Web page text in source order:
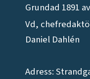
Grundad 1891
Vd,
Daniel Dahlén
Adress: